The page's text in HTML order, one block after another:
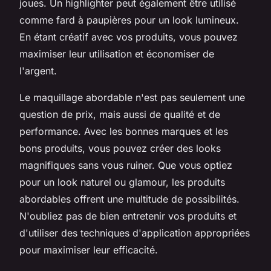
joues. Un highlighter peut également être utilisé
comme fard à paupières pour un look lumineux.
En étant créatif avec vos produits, vous pouvez
maximiser leur utilisation et économiser de
l'argent.
Le maquillage abordable n'est pas seulement une
question de prix, mais aussi de qualité et de
performance. Avec les bonnes marques et les
bons produits, vous pouvez créer des looks
magnifiques sans vous ruiner. Que vous optiez
pour un look naturel ou glamour, les produits
abordables offrent une multitude de possibilités.
N'oubliez pas de bien entretenir vos produits et
d'utiliser des techniques d'application appropriées
pour maximiser leur efficacité.